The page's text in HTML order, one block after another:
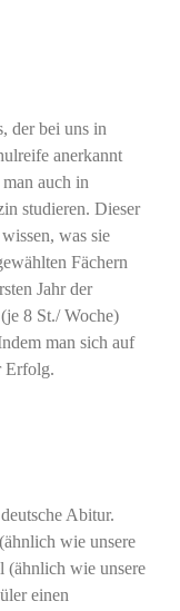
der bei uns in
anerkannt
auch in
studieren. Dieser
was sie
Fächern
Jahr der
8 St./ Woche)
man sich auf
Erfolg.
Abitur.
wie unsere
(ähnlich wie unsere
einen